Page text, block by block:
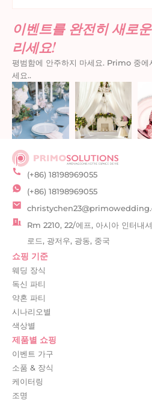
이벤트를 완전히 새로
리세요!
평범함에 안주하지 마세요. Primo 중에
세요..
(+86) 18198969055
(+86) 18198969055
Rm 2210, 22/에프, 아시아 인터내
로드, 광저우, 광동, 중국
쇼핑 기준
웨딩 장식
독신 파티
약혼 파티
시나리오별
색상별
제품별 쇼핑
이벤트 가구
소품 & 장식
케이터링
조명